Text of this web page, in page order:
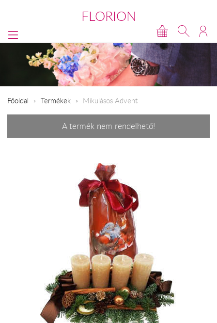
FLORION
Főoldal Termékek Mikulásos Advent
A termék nem rendelhető!